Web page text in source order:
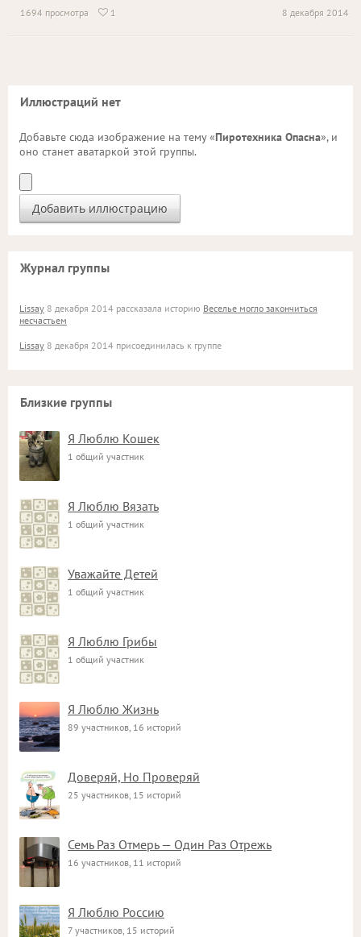
8 декабря 2014
1694 просмотра  1
Иллюстраций нет
Добавьте сюда изображение на тему «Пиротехника Опасна», и
оно станет аватаркой этой группы.
Журнал группы
Lissay 8 декабря 2014 рассказала историю Веселье могло закончиться
несчастьем
Lissay 8 декабря 2014 присоединилась к группе
Близкие группы
Я Люблю Кошек
1 общий участник
Я Люблю Вязать
1 общий участник
Уважайте Детей
1 общий участник
Я Люблю Грибы
1 общий участник
Я Люблю Жизнь
89 участников, 16 историй
Доверяй, Но Проверяй
25 участников, 15 историй
Семь Раз Отмерь — Один Раз Отрежь
16 участников, 11 историй
Я Люблю Россию
7 участников, 15 историй